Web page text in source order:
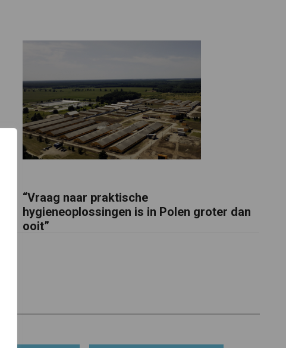
“Vraag naar praktische
hygieneoplossingen is in Polen groter dan
ooit”